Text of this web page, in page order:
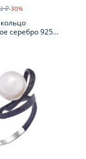
₽-30%
серебро 925